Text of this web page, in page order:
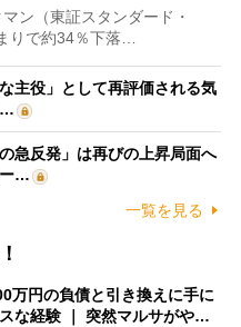
ン（東証スタンダード・
りで約34％下落…
主役」として再評価される気
急反発」は再びの上昇局面へ
…
一覧を見る
万円の負債と引き換えに手に
な経験 ｜ 突然マルサがや…